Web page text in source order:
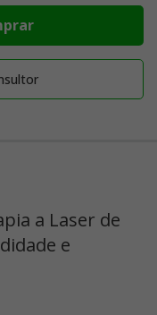
a Laser de
e